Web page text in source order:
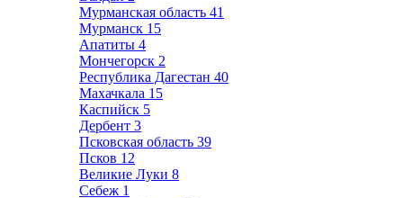
Мурманская область 41
Мурманск 15
Апатиты 4
Мончегорск 2
Республика Дагестан 40
Махачкала 15
Каспийск 5
Дербент 3
Псковская область 39
Псков 12
Великие Луки 8
Себеж 1